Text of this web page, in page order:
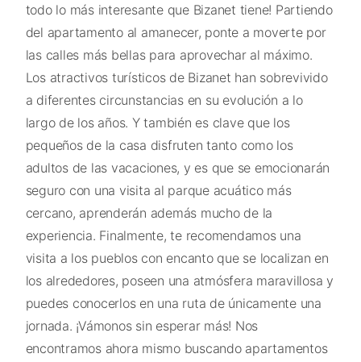
todo lo más interesante que Bizanet tiene! Partiendo
del apartamento al amanecer, ponte a moverte por
las calles más bellas para aprovechar al máximo.
Los atractivos turísticos de Bizanet han sobrevivido
a diferentes circunstancias en su evolución a lo
largo de los años. Y también es clave que los
pequeños de la casa disfruten tanto como los
adultos de las vacaciones, y es que se emocionarán
seguro con una visita al parque acuático más
cercano, aprenderán además mucho de la
experiencia. Finalmente, te recomendamos una
visita a los pueblos con encanto que se localizan en
los alrededores, poseen una atmósfera maravillosa y
puedes conocerlos en una ruta de únicamente una
jornada. ¡Vámonos sin esperar más! Nos
encontramos ahora mismo buscando apartamentos